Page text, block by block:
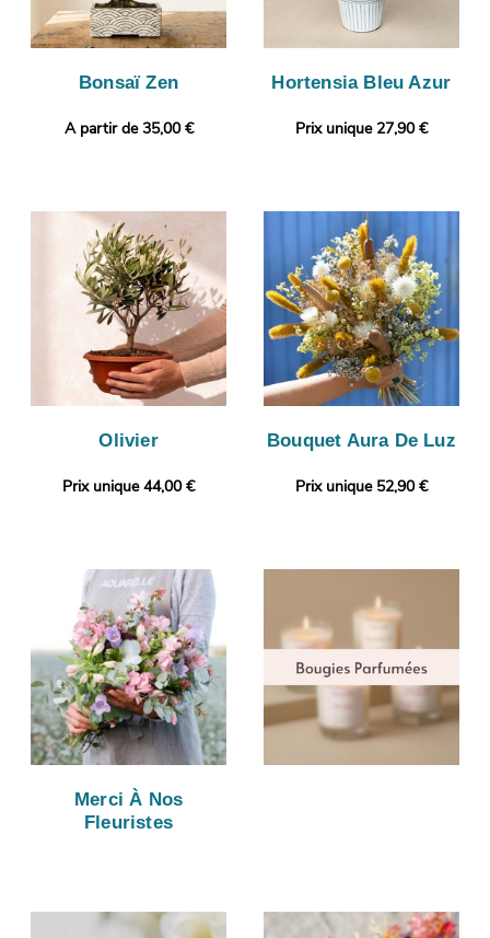
Bonsaï Zen
A partir de 35,00 €
Hortensia Bleu Azur
Prix unique 27,90 €
Olivier
Prix unique 44,00 €
Bouquet Aura De Luz
Prix unique 52,90 €
Merci À Nos
Fleuristes